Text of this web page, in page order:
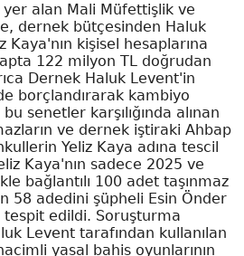
alan Mali Müfettişlik ve
dernek bütçesinden Haluk
Kaya'nın kişisel hesaplarına
122 milyon TL doğrudan
Dernek Haluk Levent'in
borçlandırarak kambiyo
senetler karşılığında alınan
ve dernek iştiraki Ahbap
Yeliz Kaya adına tescil
Kaya'nın sadece 2025 ve
bağlantılı 100 adet taşınmaz
58 adedini şüpheli Esin Önder
edildi. Soruşturma
Levent tarafından kullanılan
yasal bahis oyunlarının